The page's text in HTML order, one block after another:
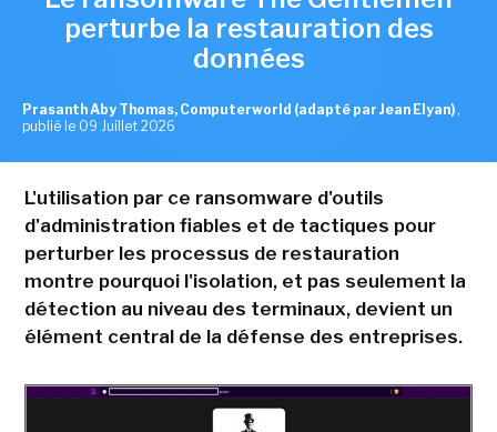
perturbe la restauration des
données
Prasanth Aby Thomas, Computerworld (adapté par Jean Elyan) ,
publié le 09 Juillet 2026
L'utilisation par ce ransomware d'outils
d'administration fiables et de tactiques pour
perturber les processus de restauration
montre pourquoi l'isolation, et pas seulement la
détection au niveau des terminaux, devient un
élément central de la défense des entreprises.